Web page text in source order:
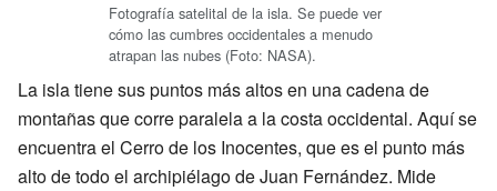
Fotografía satelital de la isla. Se puede ver
cómo las cumbres occidentales a menudo
atrapan las nubes (Foto: NASA).
La isla tiene sus puntos más altos en una cadena de
montañas que corre paralela a la costa occidental. Aquí se
encuentra el Cerro de los Inocentes, que es el punto más
alto de todo el archipiélago de Juan Fernández. Mide